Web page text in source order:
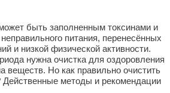
быть заполненным токсинами и
питания, перенесённых
и низкой физической активности.
нужна очистка для оздоровления
веществ. Но как правильно очистить
Действенные методы и рекомендации